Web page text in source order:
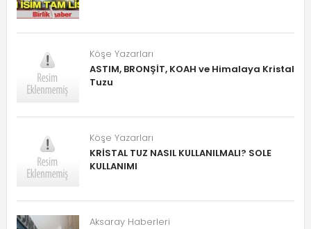
Köşe Yazarları
ASTIM, BRONŞİT, KOAH ve Himalaya Kristal
Tuzu
Köşe Yazarları
KRİSTAL TUZ NASIL KULLANILMALI? SOLE
KULLANIMI
Aksaray Haberleri